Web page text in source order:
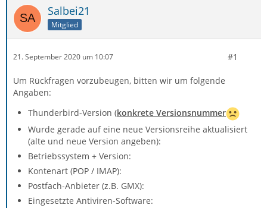
Salbei21
Mitglied
21. September 2020 um 10:07 #1
Um Rückfragen vorzubeugen, bitten wir um folgende
Angaben:
Thunderbird-Version (konkrete Versionsnummer
Wurde gerade auf eine neue Versionsreihe aktualisiert
(alte und neue Version angeben):
Betriebssystem + Version:
Kontenart (POP / IMAP):
Postfach-Anbieter (z.B. GMX):
Eingesetzte Antiviren-Software: